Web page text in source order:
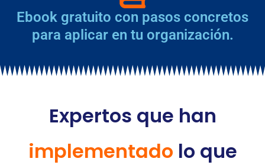
Ebook gratuito con pasos concretos
para aplicar en tu organización.
Expertos que han
implementado lo que